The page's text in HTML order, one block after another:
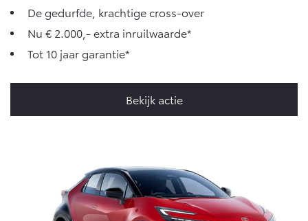
De gedurfde, krachtige cross-over
Nu € 2.000,- extra inruilwaarde*
Tot 10 jaar garantie*
Bekijk actie